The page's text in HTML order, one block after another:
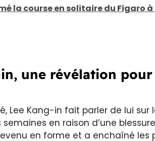
la course en solitaire du Figaro
une révélation pour
Lee Kang-in fait parler de lui sur
en raison d’une
en forme et a enchaîné